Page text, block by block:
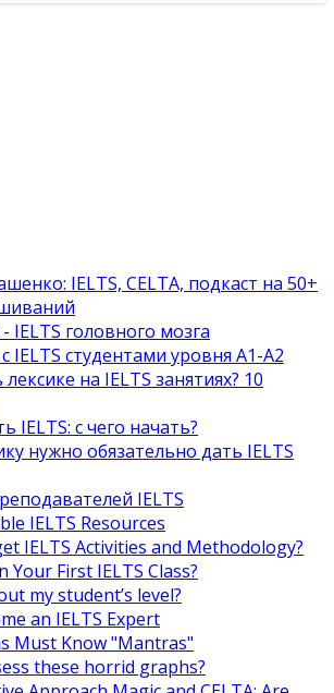
IELTS, CELTA, подкаст на 50+
IELTS головного мозга
IELTS студентами уровня A1-A2
на IELTS занятиях? 10
IELTS: с чего начать?
нужно обязательно дать IELTS
IELTS
IELTS Resources
IELTS Activities and Methodology?
Your First IELTS Class?
my student’s level?
an IELTS Expert
Must Know "Mantras"
these horrid graphs?